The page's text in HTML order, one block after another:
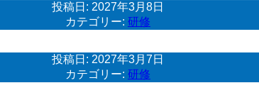
投稿日: 2027年3月8日
カテゴリー: 研修
投稿日: 2027年3月7日
カテゴリー: 研修